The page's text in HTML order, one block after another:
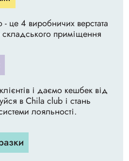
це 4 виробничих верстата
приміщення
і даємо кешбек від
в Chila club і стань
лояльності.